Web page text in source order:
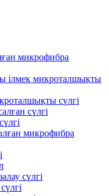
микрофибра
ілмек микроталшықты
сүлгі
сүлгі
микрофибра
сүлгі